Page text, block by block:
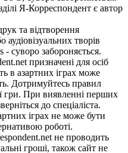
Я-Корреспондент є автор
та відтворення
аудіовізуальних творів
суворо забороняється.
призначені для осіб
в азартних іграх може
Дотримуйтесь правил
гри. При виявленні перших
до спеціаліста.
іграх не може бути
роботі.
не проводить
гроші, також сайт не